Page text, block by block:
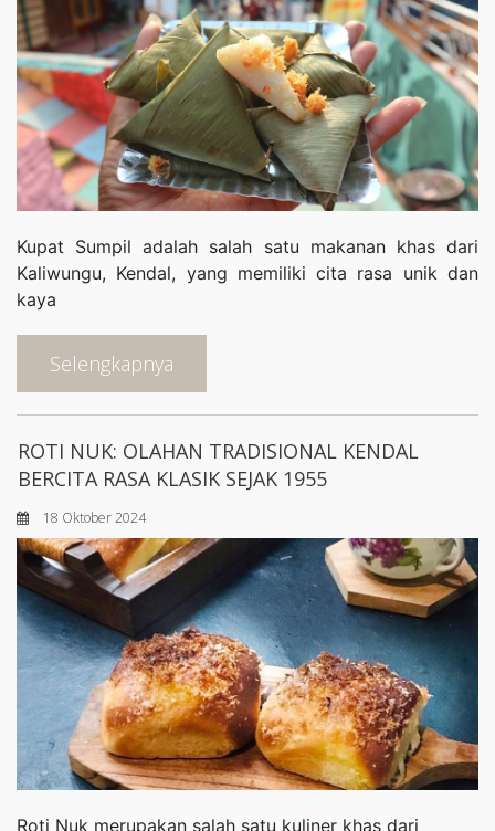
Kupat Sumpil adalah salah satu makanan khas dari
Kaliwungu, Kendal, yang memiliki cita rasa unik dan
kaya
Selengkapnya
ROTI NUK: OLAHAN TRADISIONAL KENDAL
BERCITA RASA KLASIK SEJAK 1955
18 Oktober 2024
Roti Nuk merupakan salah satu kuliner khas dari